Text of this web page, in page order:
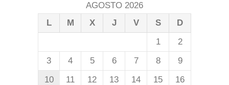
AGOSTO 2026
L
M X J V S
D
1
2
3
4 5 6 7 8
9
10
11 12 13 14 15
16